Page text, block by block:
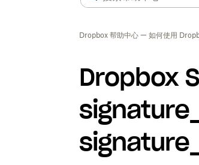
Dropbox 帮助中心 — 如何使用
Dropbox